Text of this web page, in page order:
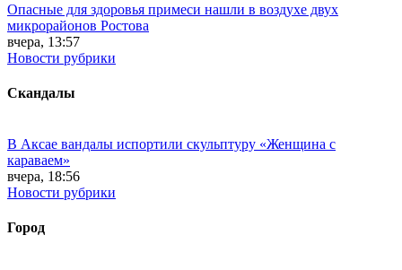
Опасные для здоровья примеси нашли в воздухе двух
микрорайонов Ростова
вчера, 13:57
Новости рубрики
Скандалы
В Аксае вандалы испортили скульптуру «Женщина с
караваем»
вчера, 18:56
Новости рубрики
Город